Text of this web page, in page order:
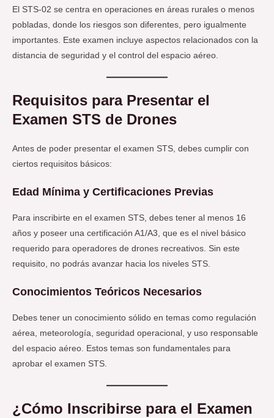
El STS-02 se centra en operaciones en áreas rurales o menos
pobladas, donde los riesgos son diferentes, pero igualmente
importantes. Este examen incluye aspectos relacionados con la
distancia de seguridad y el control del espacio aéreo.
Requisitos para Presentar el
Examen STS de Drones
Antes de poder presentar el examen STS, debes cumplir con
ciertos requisitos básicos:
Edad Mínima y Certificaciones Previas
Para inscribirte en el examen STS, debes tener al menos 16
años y poseer una certificación A1/A3, que es el nivel básico
requerido para operadores de drones recreativos. Sin este
requisito, no podrás avanzar hacia los niveles STS.
Conocimientos Teóricos Necesarios
Debes tener un conocimiento sólido en temas como regulación
aérea, meteorología, seguridad operacional, y uso responsable
del espacio aéreo. Estos temas son fundamentales para
aprobar el examen STS.
¿Cómo Inscribirse para el Examen